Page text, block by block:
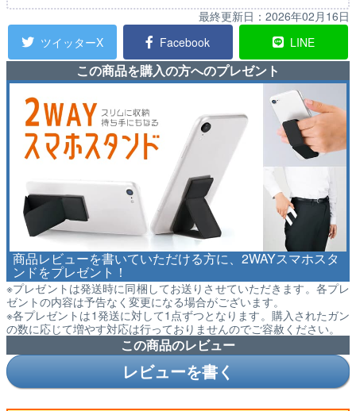
最終更新日： 2026年02月16日
ツイッターX
Facebook LINE
この商品を購入の方へのプレゼント
商品レビューを書いていただける方に、2WAYスマホスタ
ンドをプレゼント！
※プレゼントは発送時に同梱してお送りさせていただきます。各プレ
ゼントの内容は予告なく変更になる場合がございます。
※各プレゼントは1発送に対して1点ずつとなります。購入されたガン
の数に応じて増やす対応は行っておりませんのでご容赦ください。
この商品のレビュー
レビューを書く